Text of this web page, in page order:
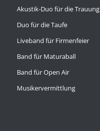
Akustik-Duo für die Trauung
Duo für die Taufe
Liveband für Firmenfeier
Band für Maturaball
Band für Open Air
Musikervermittlung